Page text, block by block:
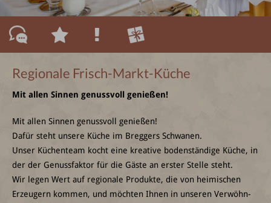
Regionale Frisch-Markt-Küche
Mit allen Sinnen genussvoll genießen!
Mit allen Sinnen genussvoll genießen!
Dafür steht unsere Küche im Breggers Schwanen.
Unser Küchenteam kocht eine kreative bodenständige Küche, in
der der Genussfaktor für die Gäste an erster Stelle steht.
Wir legen Wert auf regionale Produkte, die von heimischen
Erzeugern kommen, und möchten Ihnen in unseren Verwöhn-